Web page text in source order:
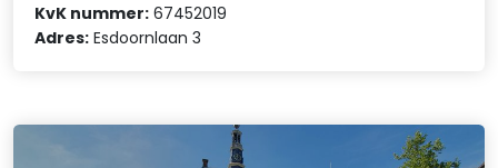
KvK nummer: 67452019
Adres: Esdoornlaan 3